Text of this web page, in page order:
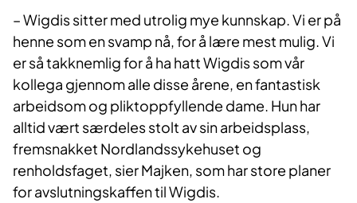
– Wigdis sitter med utrolig mye kunnskap. Vi er på
henne som en svamp nå, for å lære mest mulig. Vi
er så takknemlig for å ha hatt Wigdis som vår
kollega gjennom alle disse årene, en fantastisk
arbeidsom og pliktoppfyllende dame. Hun har
alltid vært særdeles stolt av sin arbeidsplass,
fremsnakket Nordlandssykehuset og
renholdsfaget, sier Majken, som har store planer
for avslutningskaffen til Wigdis.